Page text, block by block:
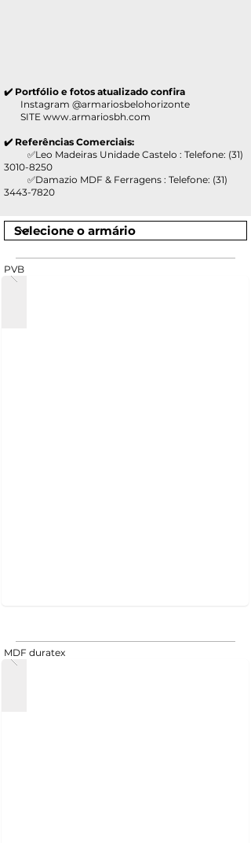
✔️ Portfólio e fotos atualizado confira
Instagram @armariosbelohorizonte
SITE www.armariosbh.com
✔️ Referências Comerciais:
✅Leo Madeiras Unidade Castelo : Telefone: (31)
3010-8250
✅Damazio MDF & Ferragens : Telefone: (31)
3443-7820
PVB
MDF duratex